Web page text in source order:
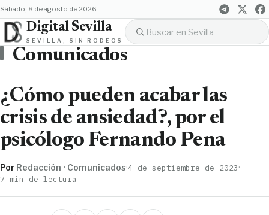
sábado, 8 de agosto de 2026
Digital Sevilla
SEVILLA, SIN RODEOS
Comunicados
¿Cómo pueden acabar las
crisis de ansiedad?, por el
psicólogo Fernando Pena
Por Redacción · Comunicados·4 de septiembre de 2023·
7 min de lectura